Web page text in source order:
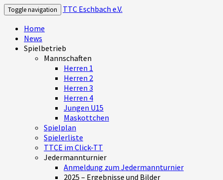
Toggle navigation
TTC Eschbach e.V.
Home
News
Spielbetrieb
Mannschaften
Herren 1
Herren 2
Herren 3
Herren 4
Jungen U15
Maskottchen
Spielplan
Spielerliste
TTCE im Click-TT
Jedermannturnier
Anmeldung zum Jedermannturnier
2025 – Ergebnisse und Bilder